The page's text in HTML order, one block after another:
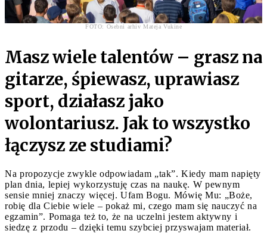
FOTO: Osebni arhiv Mateja Vukine
Masz wiele talentów – grasz na
gitarze, śpiewasz, uprawiasz
sport, działasz jako
wolontariusz. Jak to wszystko
łączysz ze studiami?
Na propozycje zwykle odpowiadam „tak”. Kiedy mam napięty
plan dnia, lepiej wykorzystuję czas na naukę. W pewnym
sensie mniej znaczy więcej. Ufam Bogu. Mówię Mu: „Boże,
robię dla Ciebie wiele – pokaż mi, czego mam się nauczyć na
egzamin”. Pomaga też to, że na uczelni jestem aktywny i
siedzę z przodu – dzięki temu szybciej przyswajam materiał.